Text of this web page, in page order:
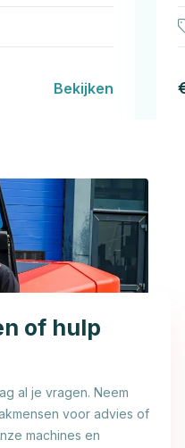
Bekijken
of hulp
al je vragen. Neem
voor advies of
machines en